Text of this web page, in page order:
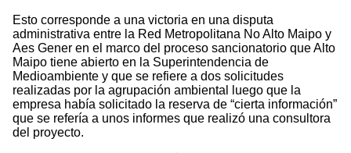
Esto corresponde a una victoria en una disputa
administrativa entre la Red Metropolitana No Alto Maipo y
Aes Gener en el marco del proceso sancionatorio que Alto
Maipo tiene abierto en la Superintendencia de
Medioambiente y que se refiere a dos solicitudes
realizadas por la agrupación ambiental luego que la
empresa había solicitado la reserva de “cierta información”
que se refería a unos informes que realizó una consultora
del proyecto.